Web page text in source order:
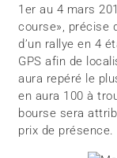
1er au 4 mars
course», précise
d’un rallye en 4
GPS afin de
aura repéré le
en aura 100 à
bourse sera
prix de présence.